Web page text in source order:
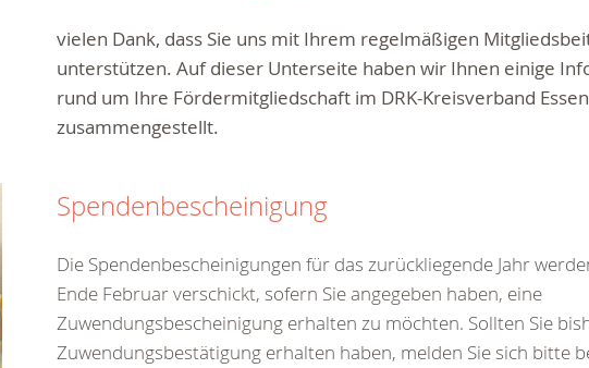
vielen Dank, dass Sie uns mit Ihrem regelmäßigen
unterstützen. Auf dieser Unterseite haben wir Ihnen einige
rund um Ihre Fördermitgliedschaft im DRK-Kreisverband
zusammengestellt.
Spendenbescheinigung
Die Spendenbescheinigungen für das zurückliegende Jahr
Ende Februar verschickt, sofern Sie angegeben haben, eine
Zuwendungsbescheinigung erhalten zu möchten. Sollten Sie
Zuwendungsbestätigung erhalten haben, melden Sie sich bitte